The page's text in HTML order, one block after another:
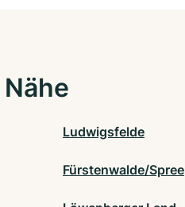
Ludwigsfelde
Fürstenwalde/Spree